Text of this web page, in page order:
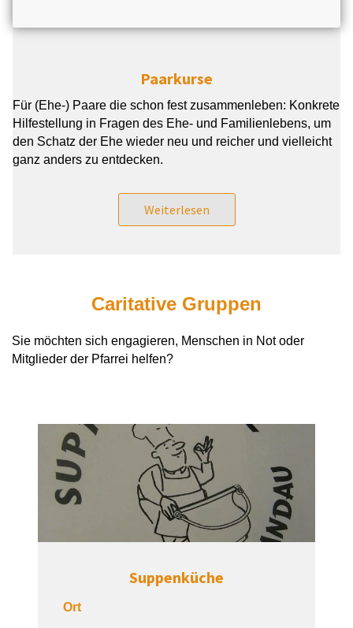
Paarkurse
Für (Ehe-) Paare die schon fest zusammenleben: Konkrete
Hilfestellung in Fragen des Ehe- und Familienlebens, um
den Schatz der Ehe wieder neu und reicher und vielleicht
ganz anders zu entdecken.
Weiterlesen
Caritative Gruppen
Sie möchten sich engagieren, Menschen in Not oder
Mitglieder der Pfarrei helfen?
Suppenküche
Ort